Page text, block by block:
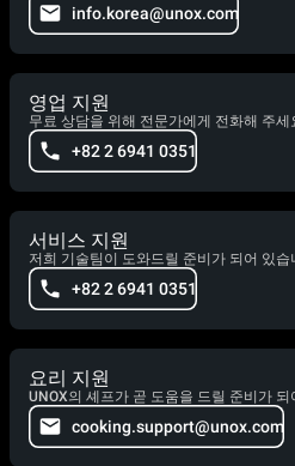
info.korea@unox.com
영업 지원
무료 상담을 위해 전문가에게 전화해 주세
+82 2 6941 0351
서비스 지원
저희 기술팀이 도와드릴 준비가 되어 있
+82 2 6941 0351
요리 지원
UNOX의 셰프가 곧 도움을 드릴 준비가 되
cooking.support@unox.com